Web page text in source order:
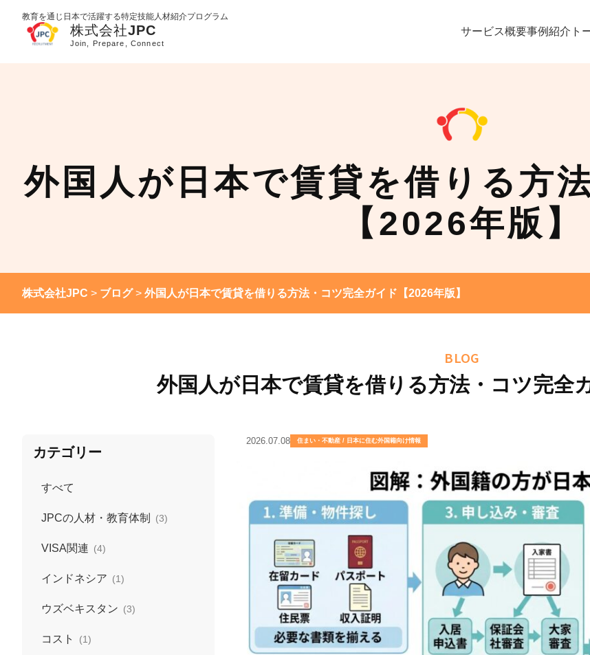
教育を通じ日本で活躍する特定技能人材紹介プログラム
サービス概要事例紹介 ト
外国人が日本で賃貸を借りる方
【2026年版】
株式会社JPC > ブログ> 外国人が日本で賃貸を借りる方法・コツ完全ガイド【2026年版】
BLOG
外国人が日本で賃貸を借りる方法・コツ完全
カテゴリー
すべて
JPCの人材・教育体制 (3)
VISA関連 (4)
インドネシア (1)
ウズベキスタン (3)
コスト (1)
2026.07.08 住まい・不動産 / 日本に住む外国籍向け情報